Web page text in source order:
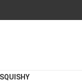
SQUISHY